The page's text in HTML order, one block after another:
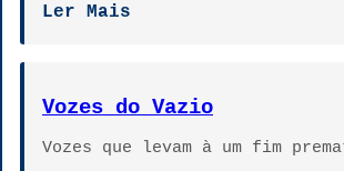
Ler Mais
Vozes do Vazio
Vozes que levam à um fim